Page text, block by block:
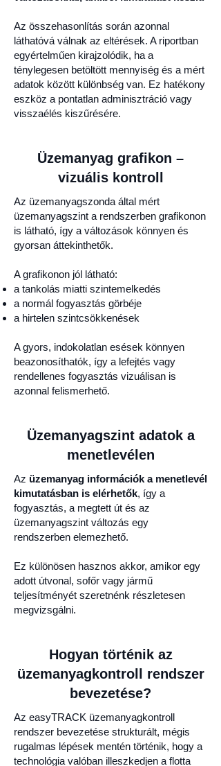
Az összehasonlítás során azonnal
láthatóvá válnak az eltérések. A riportban
egyértelműen kirajzolódik, ha a
ténylegesen betöltött mennyiség és a mért
adatok között különbség van. Ez hatékony
eszköz a pontatlan adminisztráció vagy
visszaélés kiszűrésére.
Üzemanyag grafikon –
vizuális kontroll
Az üzemanyagszonda által mért
üzemanyagszint a rendszerben grafikonon
is látható, így a változások könnyen és
gyorsan áttekinthetők.
A grafikonon jól látható:
a tankolás miatti szintemelkedés
a normál fogyasztás görbéje
a hirtelen szintcsökkenések
A gyors, indokolatlan esések könnyen
beazonosíthatók, így a lefejtés vagy
rendellenes fogyasztás vizuálisan is
azonnal felismerhető.
Üzemanyagszint adatok a
menetlevélen
Az üzemanyag információk a menetlevél
kimutatásban is elérhetők, így a
fogyasztás, a megtett út és az
üzemanyagszint változás egy
rendszerben elemezhető.
Ez különösen hasznos akkor, amikor egy
adott útvonal, sofőr vagy jármű
teljesítményét szeretnénk részletesen
megvizsgálni.
Hogyan történik az
üzemanyagkontroll rendszer
bevezetése?
Az easyTRACK üzemanyagkontroll
rendszer bevezetése strukturált, mégis
rugalmas lépések mentén történik, hogy a
technológia valóban illeszkedjen a flotta